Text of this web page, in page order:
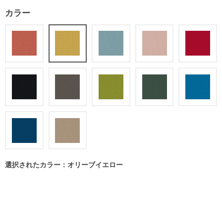
カラー
選択されたカラー：オリーブイエロー